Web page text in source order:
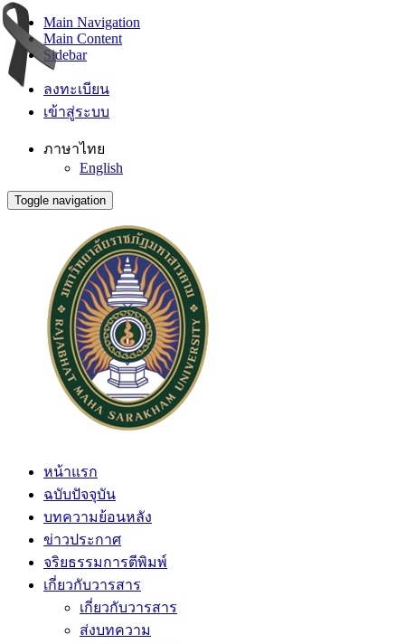
Main Navigation
Main Content
Sidebar
ลงทะเบียน
เข้าสู่ระบบ
ภาษาไทย
English
Toggle navigation
หน้าแรก
ฉบับปัจจุบัน
บทความย้อนหลัง
ข่าวประกาศ
จริยธรรมการตีพิมพ์
เกี่ยวกับวารสาร
เกี่ยวกับวารสาร
ส่งบทความ